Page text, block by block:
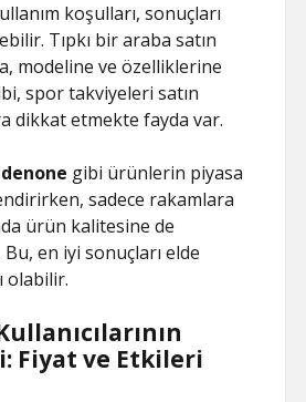
koşulları, sonuçları
Tıpkı bir araba satın
modeline ve özelliklerine
spor takviyeleri satın
dikkat etmekte fayda var.
gibi ürünlerin piyasa
sadece rakamlara
ürün kalitesine de
Bu, en iyi sonuçları elde
olabilir.
Fiyat ve Etkileri